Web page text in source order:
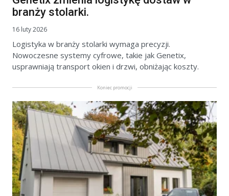
branży stolarki.
16 luty 2026
Logistyka w branży stolarki wymaga precyzji.
Nowoczesne systemy cyfrowe, takie jak Genetix,
usprawniają transport okien i drzwi, obniżając koszty.
Koniec promocji